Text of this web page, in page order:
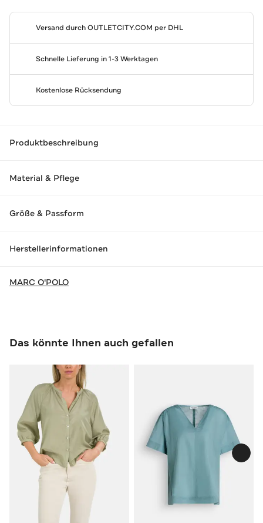
Versand durchOUTLETCITY.COM per DHL
Schnelle Lieferung in 1-3 Werktagen
Kostenlose Rücksendung
Produktbeschreibung
Material & Pflege
Größe & Passform
Herstellerinformationen
MARC O'POLO
Das könnte Ihnen auch gefallen